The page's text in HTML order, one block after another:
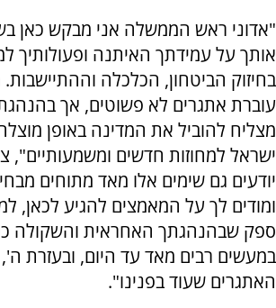
"אדוני ראש הממשלה אני מבקש כאן
אותך על עמידתך האיתנה ופעולותיך
בחיזוק הביטחון, הכלכלה
עוברת אתגרים לא פשוטים, אך
מצליח להוביל את המדינה באופן
ישראל למחוזות חדשים ומשמעותיים",
יודעים גם שימים אלו מאד מתוחים
ומודים לך על המאמצים להגיע לכאן,
ספק שבהנהגתך האחראית והשקולה
במעשים רבים מאד עד היום, ובעזרת
האתגרים שעוד בפנינו".